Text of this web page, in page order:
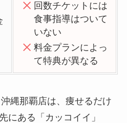
回数チケットには
食事指導はついて
いない
料金プランによっ
て特典が異なる
縄那覇店は、痩せるだけ
にある「カッコイイ」